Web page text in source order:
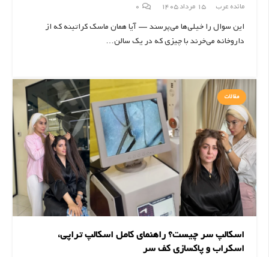
مائده عرب 15 مرداد 1405 0
این سوال را خیلی‌ها می‌پرسند — آیا همان ماسک کراتینه که از
داروخانه می‌خرند با چیزی که در یک سالن…
مقالات
اسکالپ سر چیست؟ راهنمای کامل اسکالپ تراپی،
اسکراب و پاکسازی کف سر